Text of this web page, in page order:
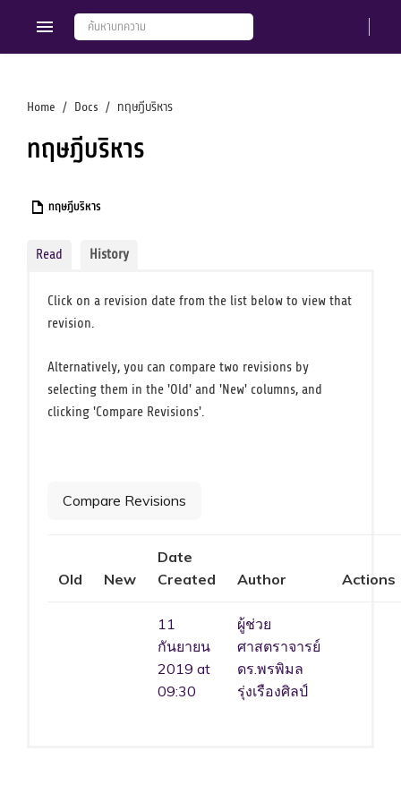
Home Docs ทฤษฎีบริหาร
ทฤษฎีบริหาร
ทฤษฎีบริหาร
Read History
Click on a revision date from the list below to view that
revision.
Alternatively, you can compare two revisions by
selecting them in the 'Old' and 'New' columns, and
clicking 'Compare Revisions'.
Old New
Date
Created
Author Actions
New11
กันยายน
2019 at
09:30
ผู้ช่วย
ศาสตราจารย์
ดร.พรพิมล
รุ่งเรืองศิลป์
Members Groups